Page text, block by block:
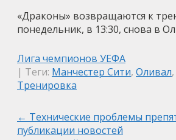
«Драконы» возвращаются к
понедельник, в 13:30, снова в
Лига чемпионов УЕФА
| Теги: Манчестер Сити, Оливал,
Тренировка
Post
navigation
← Технические проблемы
публикации новостей